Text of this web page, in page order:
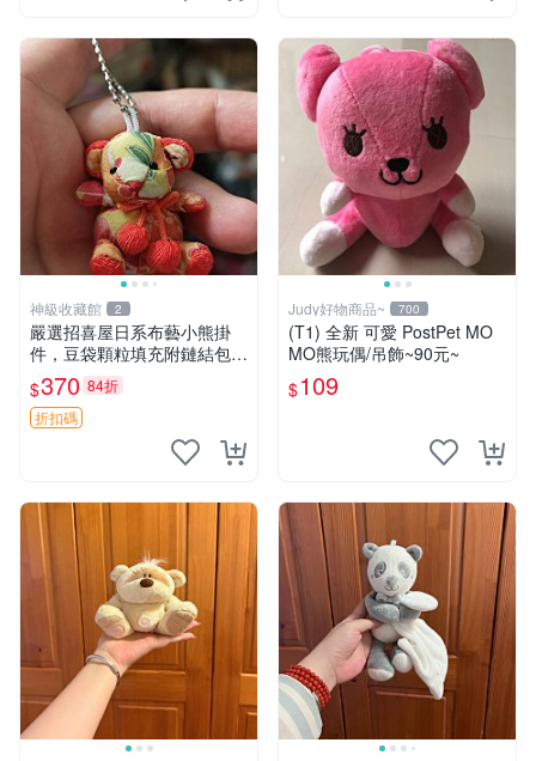
神級收藏館 2
嚴選招喜屋日系布藝小熊掛
件，豆袋顆粒填充附鏈結包與
鑰匙叢聚毛絨公仔 和風小熊
毛絨公仔 豆袋掛件
$370 84折
折扣碼
Judy好物商品~ 700
(T1) 全新 可愛 PostPet MO
MO熊玩偶/吊飾~90元~
$109